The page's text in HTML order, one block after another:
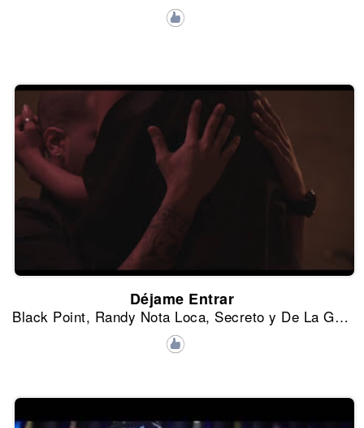
Déjame Entrar
Black Point, Randy Nota Loca, Secreto y De La Ghetto